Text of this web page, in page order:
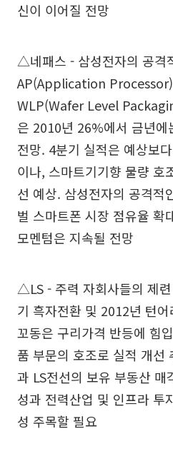
신이 이어질 전망
△네패스 - 삼성전자의 공격
AP(Application Processor)
WLP(Wafer Level
은 2010년 26%에서 금년
전망. 4분기 실적은 예상보
이나, 스마트기기향 물량 호
선 예상. 삼성전자의 공격적
벌 스마트폰 시장 점유율 확
모멘텀은 지속될 전망
△LS - 주력 자회사들의 제
기 흑자전환 및 2012년 턴
꼬동은 구리가격 반등에 힘
품 부문의 호조로 실적 개선
과 LS전선의 보유 부동산
성과 전력산업 및 인프라 투
성 주목할 필요